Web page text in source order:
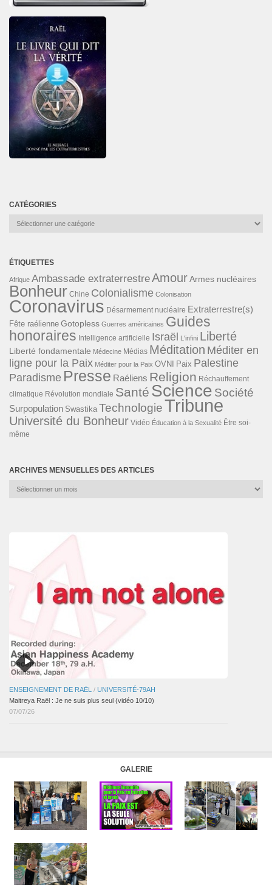
CATÉGORIES
Catégories
ÉTIQUETTES
Afrique Ambassade extraterrestreAmourArmes nucléaires
Bonheur Chine Colonialisme Colonisation
Coronavirus Désarmement nucléaire Extraterrestre(s)
Fête raélienne Gotopless Guerres américaines Guides
honoraires Intelligence artificielle Israël L'infini Liberté
Liberté fondamentale Médecine Médias Méditation Méditer en
ligne pour la Paix Méditer pour la Paix OVNI Paix Palestine
Paradisme Presse Raéliens Religion Réchauffement
climatique Révolution mondiale Santé Science Société
Surpopulation Swastika TechnologieTribune
Université du Bonheur Vidéo Éducation à la Sexualité Être soi-
même
ARCHIVES MENSUELLES DES ARTICLES
Archives
ENSEIGNEMENT DE RAËL / UNIVERSITÉ-79AH
Maitreya Raël : Je ne suis plus seul (vidéo 10/10)
07/07/26
GALERIE